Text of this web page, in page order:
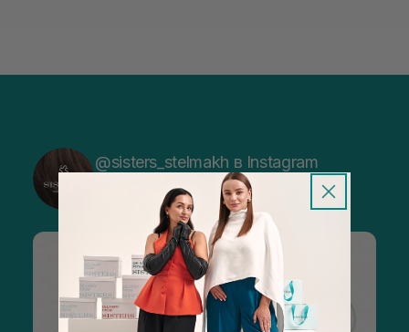
@sisters_stelmakh в Instagram
Підписатися